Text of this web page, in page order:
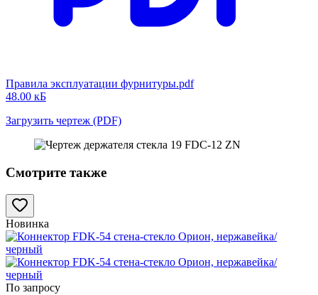
Правила эксплуатации фурнитуры.pdf
48.00 кБ
Загрузить чертеж (PDF)
Смотрите также
Новинка
По запросу